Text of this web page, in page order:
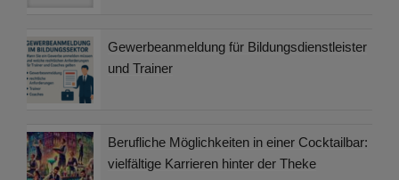
Gewerbeanmeldung für Bildungsdienstleister
und Trainer
Berufliche Möglichkeiten in einer Cocktailbar:
vielfältige Karrieren hinter der Theke